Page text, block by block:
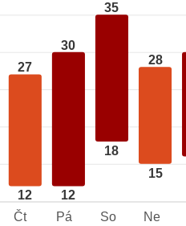
27
12
30
12
35
18
28
15
Čt Pá So Ne